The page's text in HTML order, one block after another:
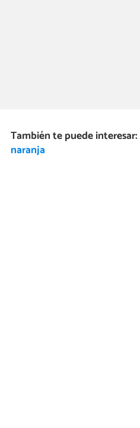
También te puede interesar:
naranja